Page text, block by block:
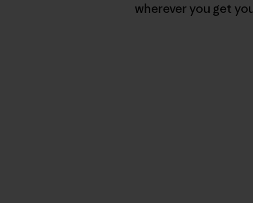
wherever you get